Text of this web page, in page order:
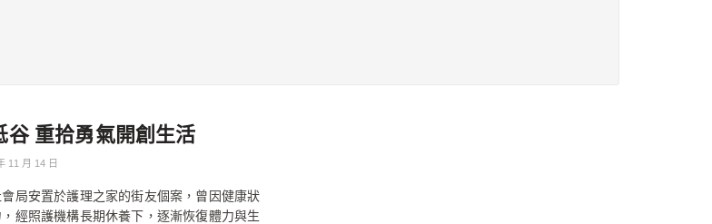
谷 重拾勇氣開創生活
11 月 14 日
局安置於護理之家的街友個案，曾因健康狀
經照護機構長期休養下，逐漸恢復體力與生